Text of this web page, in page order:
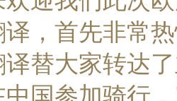
译，首先非常
替大家转达
国参加骑行